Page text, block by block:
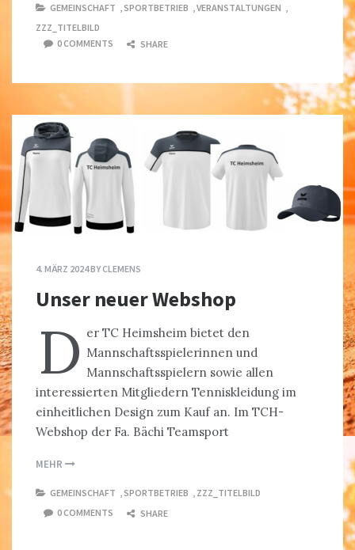
GEMEINSCHAFT SPORTBETRIEB VERANSTALTUNGEN
ZZZ_TITELBILD
0 COMMENTS
SHARE
4. MÄRZ 2024BYCLEMENS
Unser neuer Webshop
D er TC Heimsheim bietet den
Mannschaftsspielerinnen und
Mannschaftsspielern sowie allen
interessierten Mitgliedern Tenniskleidung im
einheitlichen Design zum Kauf an. Im TCH-
Webshop der Fa. Bächi Teamsport
MEHR
GEMEINSCHAFT SPORTBETRIEB
ZZZ_TITELBILD
0 COMMENTS
SHARE